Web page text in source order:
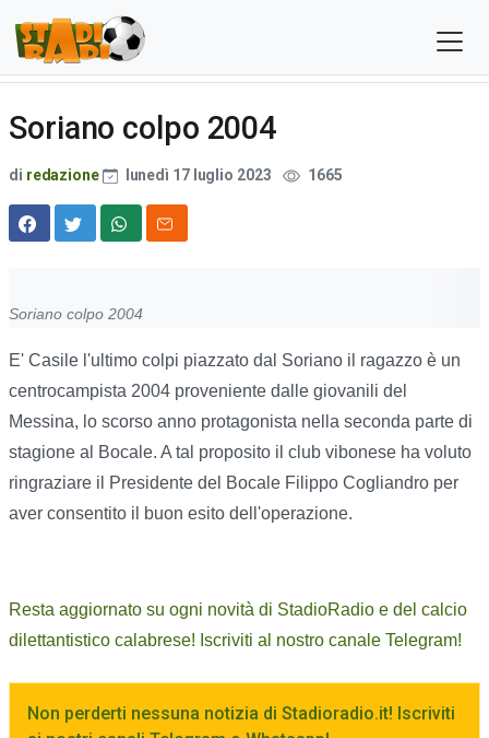
Soriano colpo 2004
di redazione lunedì 17 luglio 2023 1665
Soriano colpo 2004
E' Casile l'ultimo colpi piazzato dal Soriano il ragazzo è un
centrocampista 2004 proveniente dalle giovanili del
Messina, lo scorso anno protagonista nella seconda parte di
stagione al Bocale. A tal proposito il club vibonese ha voluto
ringraziare il Presidente del Bocale Filippo Cogliandro per
aver consentito il buon esito dell'operazione.
Resta aggiornato su ogni novità di StadioRadio e del calcio
dilettantistico calabrese! Iscriviti al nostro canale Telegram!
Non perderti nessuna notizia di Stadioradio.it! Iscriviti